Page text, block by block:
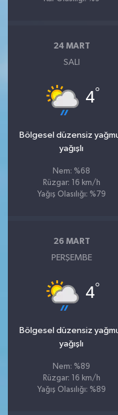
24 MART
SALI
4°
Bölgesel düzensiz
yağışlı
Nem: %68
Rüzgar: 16 km/h
Yağış Olasılığı: %79
26 MART
PERŞEMBE
4°
Bölgesel düzensiz
yağışlı
Nem: %89
Rüzgar: 16 km/h
Yağış Olasılığı: %89